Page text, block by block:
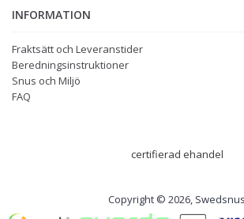
INFORMATION
Fraktsätt och Leveranstider
Beredningsinstruktioner
Snus och Miljö
FAQ
certifierad ehandel
Copyright © 2026, Swedsnus